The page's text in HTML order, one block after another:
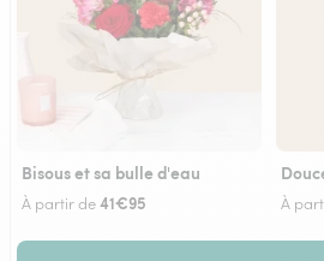
Bisous et sa bulle d'eau
À partir de41€95 À